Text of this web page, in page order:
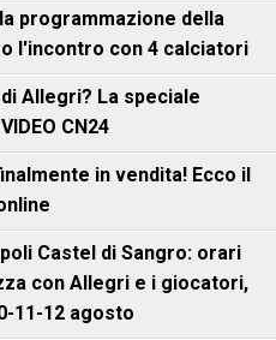
programmazione della
l'incontro con 4 calciatori
Allegri? La speciale
CN24
in vendita! Ecco il
Castel di Sangro: orari
con Allegri e i giocatori,
11-12 agosto